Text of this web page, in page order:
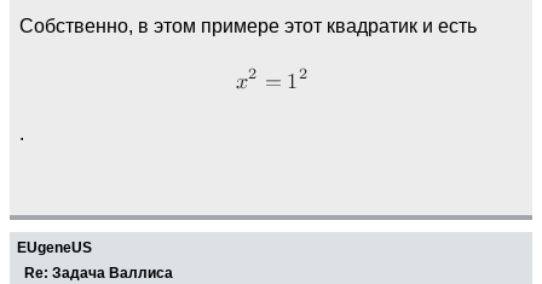
Собственно, в этом примере этот квадратик и есть
EUgeneUS
Re: Задача Валлиса